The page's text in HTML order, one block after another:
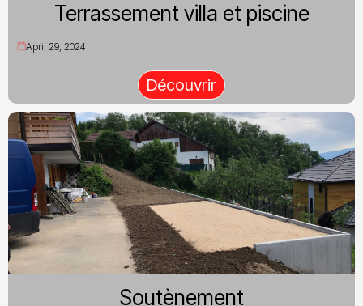
Terrassement villa et piscine
April 29, 2024
Découvrir
Soutènement